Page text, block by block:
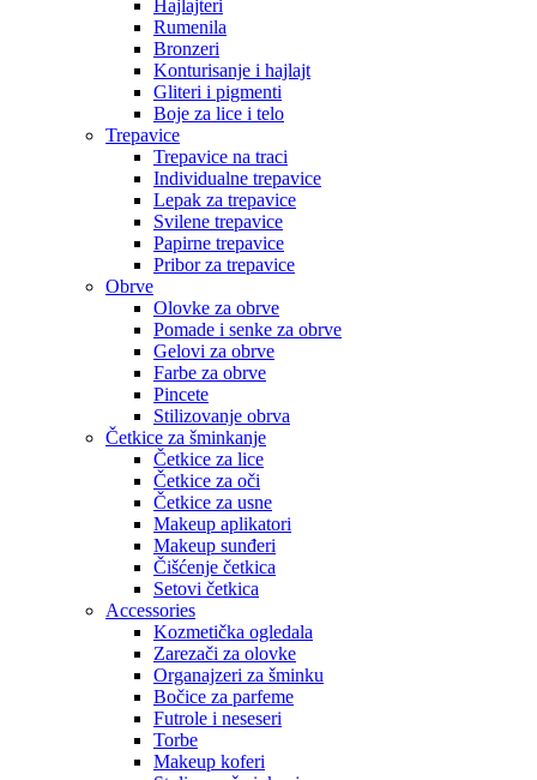
Hajlajteri
Rumenila
Bronzeri
Konturisanje i hajlajt
Gliteri i pigmenti
Boje za lice i telo
Trepavice
Trepavice na traci
Individualne trepavice
Lepak za trepavice
Svilene trepavice
Papirne trepavice
Pribor za trepavice
Obrve
Olovke za obrve
Pomade i senke za obrve
Gelovi za obrve
Farbe za obrve
Pincete
Stilizovanje obrva
Četkice za šminkanje
Četkice za lice
Četkice za oči
Četkice za usne
Makeup aplikatori
Makeup sunđeri
Čišćenje četkica
Setovi četkica
Accessories
Kozmetička ogledala
Zarezači za olovke
Organajzeri za šminku
Bočice za parfeme
Futrole i neseseri
Torbe
Makeup koferi